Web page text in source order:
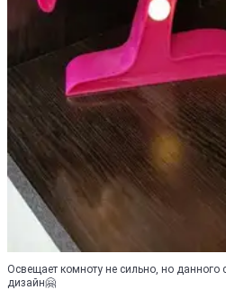
Освещает комноту не сильно, но данного
дизайн🤗